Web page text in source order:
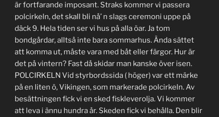
är fortfarande imposant. Straks kommer vi passera
polcirkeln, det skall bli nå’ n slags ceremoni uppe på
däck 9. Hela tiden ser vi hus på alla öar. Ja tom
bondgårdar, alltså inte bara sommarhus. Ända sättet
att komma ut, måste vara med båt eller färgor. Hur är
det på vintern? Fast då skidar man kanske över isen.
POLCIRKELN Vid styrbordssida ( höger) var ett märke
på en liten ö, Vikingen, som markerade polcirkeln. Av
besättningen fick vi en sked fiskleverolja. Vi kommer
att leva i ännu hundra år. Skeden fick vi behålla. Den blir